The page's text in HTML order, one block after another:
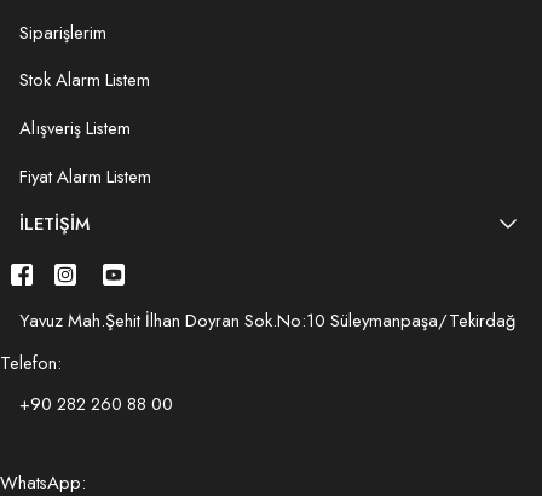
Siparişlerim
Stok Alarm Listem
Alışveriş Listem
Fiyat Alarm Listem
İLETIŞIM
Yavuz Mah.Şehit İlhan Doyran Sok.No:10 Süleymanpaşa/Tekirdağ
Telefon:
+90 282 260 88 00
WhatsApp: